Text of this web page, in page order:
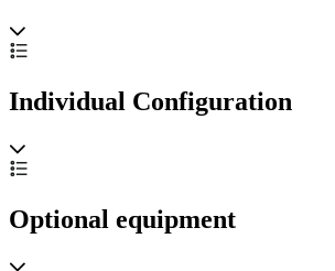
Individual Configuration
Optional equipment